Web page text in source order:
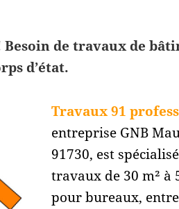
Besoin de travaux de
d’état.
Travaux 91
entreprise GNB
91730, est
travaux de 30 m² à
pour bureaux,